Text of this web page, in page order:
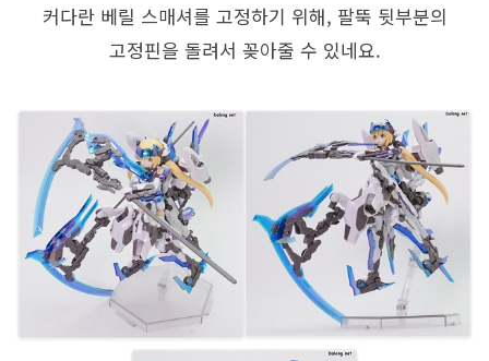
커다란 베릴 스매셔를 고정하기 위해, 팔뚝 뒷부분의
고정핀을 돌려서 꽂아줄 수 있네요.